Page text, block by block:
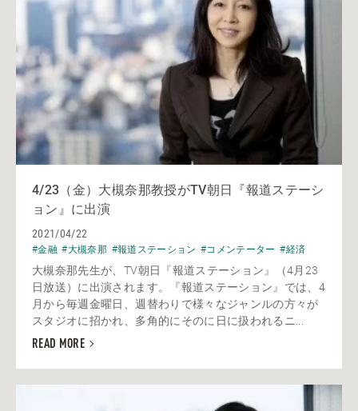
4/23（金）大槻奈那教授がTV朝日『報道ステーシ
ョン』に出演
2021/04/22
#金融 #大槻奈那 #報道ステーション #コメンテーター #経済
大槻奈那先生が、TV朝日『報道ステーション』（4月23
日放送）に出演されます。『報道ステーション』では、4
月から毎週金曜日、週替わりで様々なジャンルの方々が
スタジオに招かれ、多角的にそのに日に扱われるニ...
READ MORE